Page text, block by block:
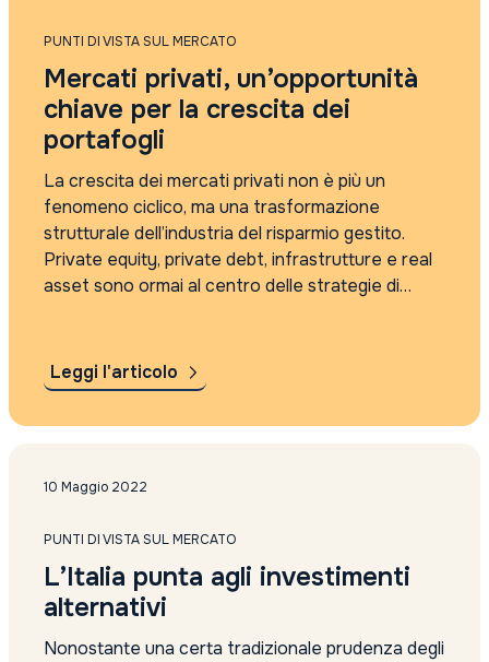
PUNTI DI VISTA SUL MERCATO
Mercati privati, un’opportunità
chiave per la crescita dei
portafogli
La crescita dei mercati privati non è più un
fenomeno ciclico, ma una trasformazione
strutturale dell’industria del risparmio gestito.
Private equity, private debt, infrastrutture e real
asset sono ormai al centro delle strategie di
l’espansione...
Leggi l'articolo
10 Maggio 2022
PUNTI DI VISTA SUL MERCATO
L’Italia punta agli investimenti
alternativi
Nonostante una certa tradizionale prudenza degli